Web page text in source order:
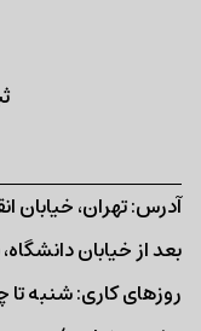
آدرس: تهران، خیابان
بعد از خیابان دانشگاه، پلاک 48، ساختمان